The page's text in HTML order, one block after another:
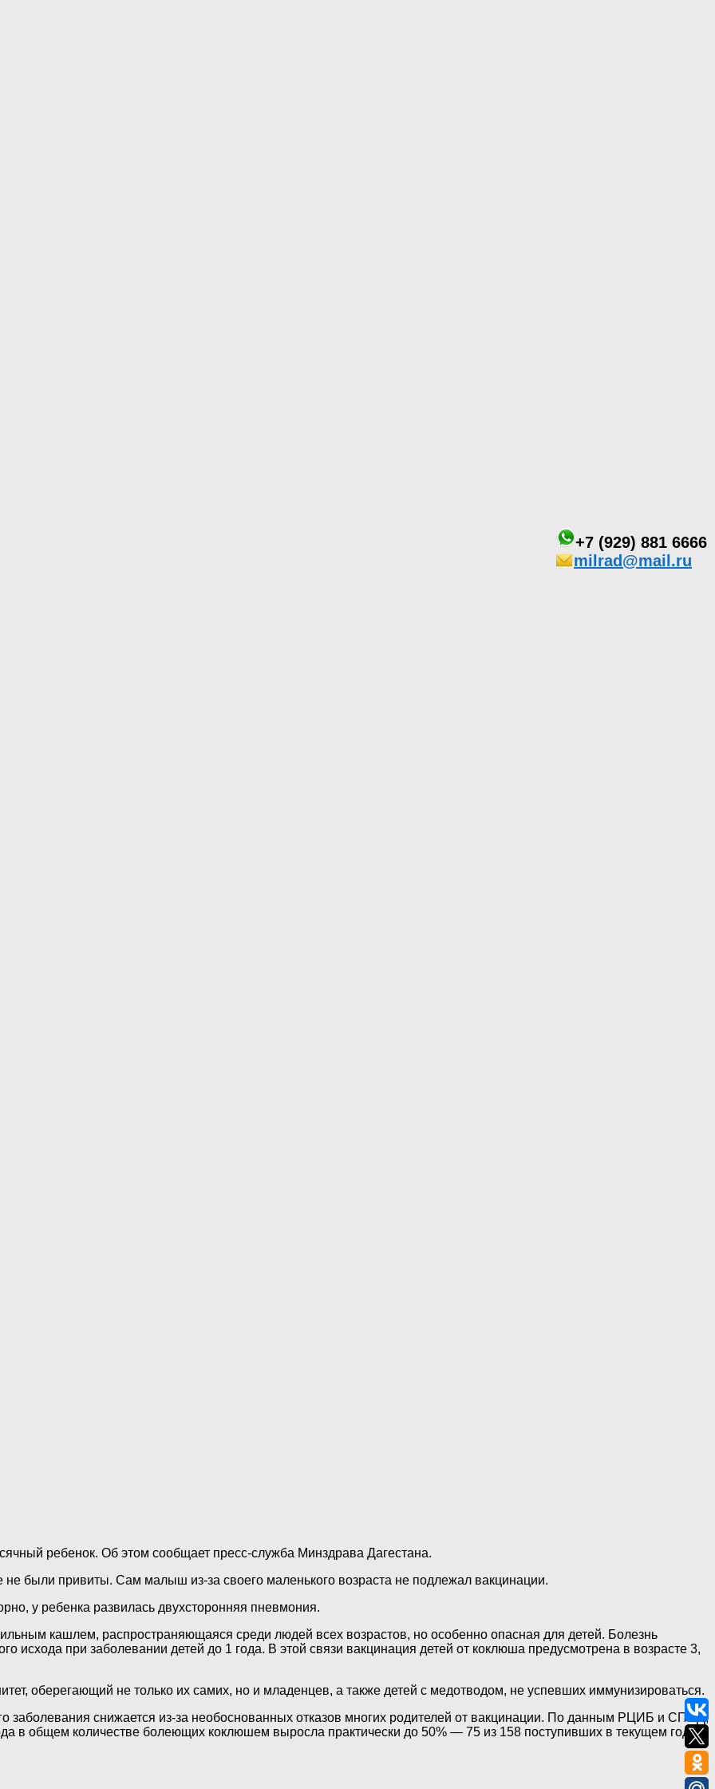
+7 (929) 881 6666
milrad@mail.ru
ребенок. Об этом сообщает пресс-служба Минздрава Дагестана.
не были привиты. Сам малыш из-за своего маленького возраста не подлежал вакцинации.
у ребенка развилась двухсторонняя пневмония.
кашлем, распространяющаяся среди людей всех возрастов, но особенно опасная для детей. Болезнь
исхода при заболевании детей до 1 года. В этой связи вакцинация детей от коклюша предусмотрена в возрасте 3,
оберегающий не только их самих, но и младенцев, а также детей с медотводом, не успевших иммунизироваться.
заболевания снижается из-за необоснованных отказов многих родителей от вакцинации. По данным РЦИБ и СПИД,
в общем количестве болеющих коклюшем выросла практически до 50% — 75 из 158 поступивших в текущем году.